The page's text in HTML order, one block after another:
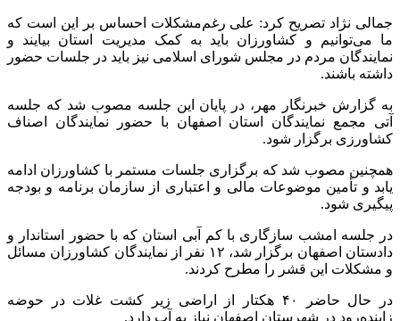
جمالی نژاد تصریح کرد: علی رغم‌مشکلات احساس بر این است که
ما می‌توانیم و کشاورزان باید به کمک مدیریت استان بیایند و
نمایندگان مردم در مجلس شورای اسلامی نیز باید در جلسات حضور
داشته باشند.
به گزارش خبرنگار مهر، در پایان این جلسه مصوب شد که جلسه
آتی مجمع نمایندگان استان اصفهان با حضور نمایندگان اصناف
کشاورزی برگزار شود.
همچنین مصوب شد که برگزاری جلسات مستمر با کشاورزان ادامه
یابد و تأمین موضوعات مالی و اعتباری از سازمان برنامه و بودجه
پیگیری شود.
در جلسه امشب سازگاری با کم آبی استان که با حضور استاندار و
دادستان اصفهان برگزار شد، ۱۲ نفر از نمایندگان کشاورزان مسائل
و مشکلات این قشر را مطرح کردند.
در حال حاضر ۴۰ هکتار از اراضی زیر کشت غلات در حوضه
زاینده‌رود در شهرستان اصفهان نیاز به آب دارد.